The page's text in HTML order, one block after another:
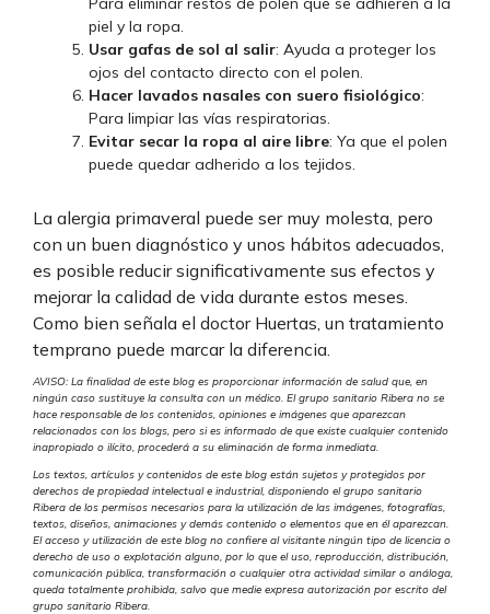
piel y la ropa.
Usar gafas de sol al salir: Ayuda a proteger los
ojos del contacto directo con el polen.
Hacer lavados nasales con suero fisiológico:
Para limpiar las vías respiratorias.
Evitar secar la ropa al aire libre: Ya que el polen
puede quedar adherido a los tejidos.
La alergia primaveral puede ser muy molesta, pero
con un buen diagnóstico y unos hábitos adecuados,
es posible reducir significativamente sus efectos y
mejorar la calidad de vida durante estos meses.
Como bien señala el doctor Huertas, un tratamiento
temprano puede marcar la diferencia.
AVISO: La finalidad de este blog es proporcionar información de salud que, en
ningún caso sustituye la consulta con un médico. El grupo sanitario Ribera no se
hace responsable de los contenidos, opiniones e imágenes que aparezcan
relacionados con los blogs, pero si es informado de que existe cualquier contenido
inapropiado o ilícito, procederá a su eliminación de forma inmediata.
Los textos, artículos y contenidos de este blog están sujetos y protegidos por
derechos de propiedad intelectual e industrial, disponiendo el grupo sanitario
Ribera de los permisos necesarios para la utilización de las imágenes, fotografías,
textos, diseños, animaciones y demás contenido o elementos que en él aparezcan.
El acceso y utilización de este blog no confiere al visitante ningún tipo de licencia o
derecho de uso o explotación alguno, por lo que el uso, reproducción, distribución,
comunicación pública, transformación o cualquier otra actividad similar o análoga,
queda totalmente prohibida, salvo que medie expresa autorización por escrito del
grupo sanitario Ribera.